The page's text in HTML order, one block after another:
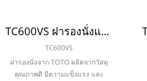
TC600VS ฝารองนั่งแบบ Soft Close
TC600VS
ฝารองนั่งจาก TOTO ผลิตจากวัสดุ
คุณภาพดี มีความแข็งแรง และ